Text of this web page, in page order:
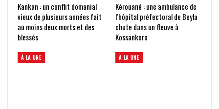
Kankan : un conflit domanial
vieux de plusieurs années fait
au moins deux morts et des
blessés
Kérouané : une ambulance de
l’hôpital préfectoral de Beyla
chute dans un fleuve à
Kossankoro
À LA UNE À LA UNE